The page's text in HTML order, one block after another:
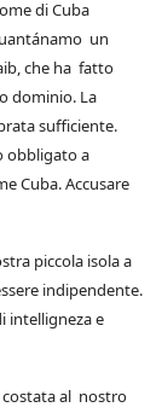
di Cuba
un
che ha fatto
dominio. La
sufficiente.
obbligato a
Cuba. Accusare
piccola isola a
indipendente.
intelligneza e
costata al nostro